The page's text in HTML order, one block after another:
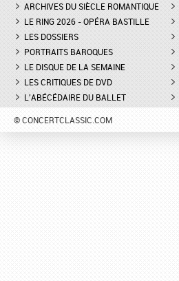
ARCHIVES DU SIÈCLE ROMANTIQUE
LE RING 2026 - OPÉRA BASTILLE
LES DOSSIERS
PORTRAITS BAROQUES
LE DISQUE DE LA SEMAINE
LES CRITIQUES DE DVD
L'ABÉCÉDAIRE DU BALLET
© CONCERTCLASSIC.COM